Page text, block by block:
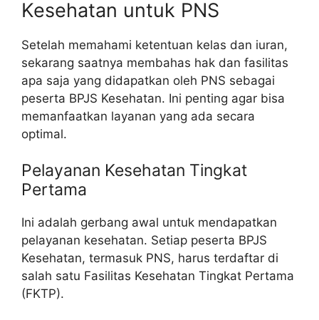
Kesehatan untuk PNS
Setelah memahami ketentuan kelas dan iuran,
sekarang saatnya membahas hak dan fasilitas
apa saja yang didapatkan oleh PNS sebagai
peserta BPJS Kesehatan. Ini penting agar bisa
memanfaatkan layanan yang ada secara
optimal.
Pelayanan Kesehatan Tingkat
Pertama
Ini adalah gerbang awal untuk mendapatkan
pelayanan kesehatan. Setiap peserta BPJS
Kesehatan, termasuk PNS, harus terdaftar di
salah satu Fasilitas Kesehatan Tingkat Pertama
(FKTP).